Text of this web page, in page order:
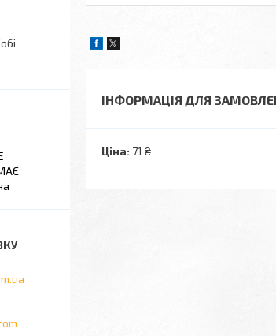
ІНФОРМАЦІЯ ДЛЯ
Ціна: 71 ₴